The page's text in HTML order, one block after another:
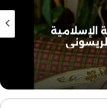
الإسلامية